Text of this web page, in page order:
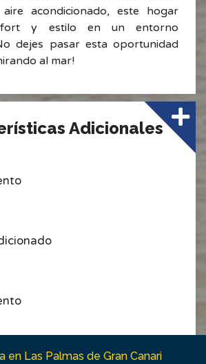
acondicionado, este hogar
y estilo en un entorno
dejes pasar esta oportunidad
al mar!
Adicionales
en Las Palmas de Gran Canari